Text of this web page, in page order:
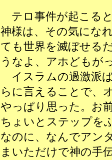
テロ事件が起こる
神様は、その気にな
ても世界を滅ぼせる
うなよ、アホどもが
イスラムの過激派
らに言えることで、
やっぱり思った。お
ちょいとステップを
なのに、なんでアン
まいただけで神の手